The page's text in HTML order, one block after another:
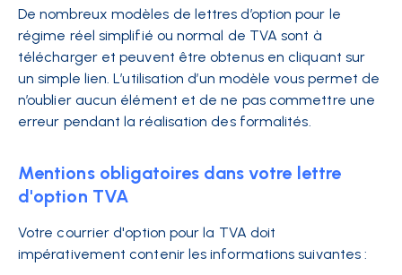
De nombreux modèles de lettres d’option pour le
régime réel simplifié ou normal de TVA sont à
télécharger et peuvent être obtenus en cliquant sur
un simple lien. L’utilisation d’un modèle vous permet de
n’oublier aucun élément et de ne pas commettre une
erreur pendant la réalisation des formalités.
Mentions obligatoires dans votre lettre
d'option TVA
Votre courrier d'option pour la TVA doit
impérativement contenir les informations suivantes :